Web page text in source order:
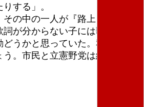
する」。
の中の一人が『路上ライブ
が分からない子には歌詞カー
うかと思っていた。私たちの
。市民と立憲野党は絶対戦争